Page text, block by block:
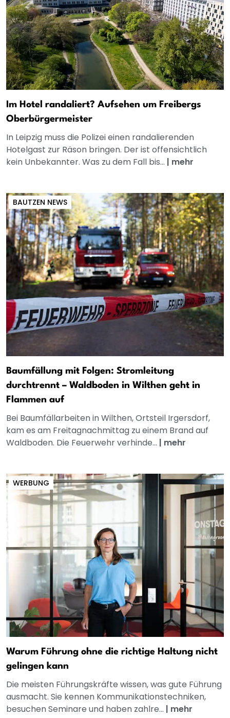
Im Hotel randaliert? Aufsehen um Freibergs
Oberbürgermeister
In Leipzig muss die Polizei einen randalierenden
Hotelgast zur Räson bringen. Der ist offensichtlich
kein Unbekannter. Was zu dem Fall bis... | mehr
BAUTZEN NEWS
Baumfällung mit Folgen: Stromleitung
durchtrennt – Waldboden in Wilthen geht in
Flammen auf
Bei Baumfällarbeiten in Wilthen, Ortsteil Irgersdorf,
kam es am Freitagnachmittag zu einem Brand auf
Waldboden. Die Feuerwehr verhinde... | mehr
WERBUNG
Warum Führung ohne die richtige Haltung nicht
gelingen kann
Die meisten Führungskräfte wissen, was gute Führung
ausmacht. Sie kennen Kommunikationstechniken,
besuchen Seminare und haben zahlre... | mehr